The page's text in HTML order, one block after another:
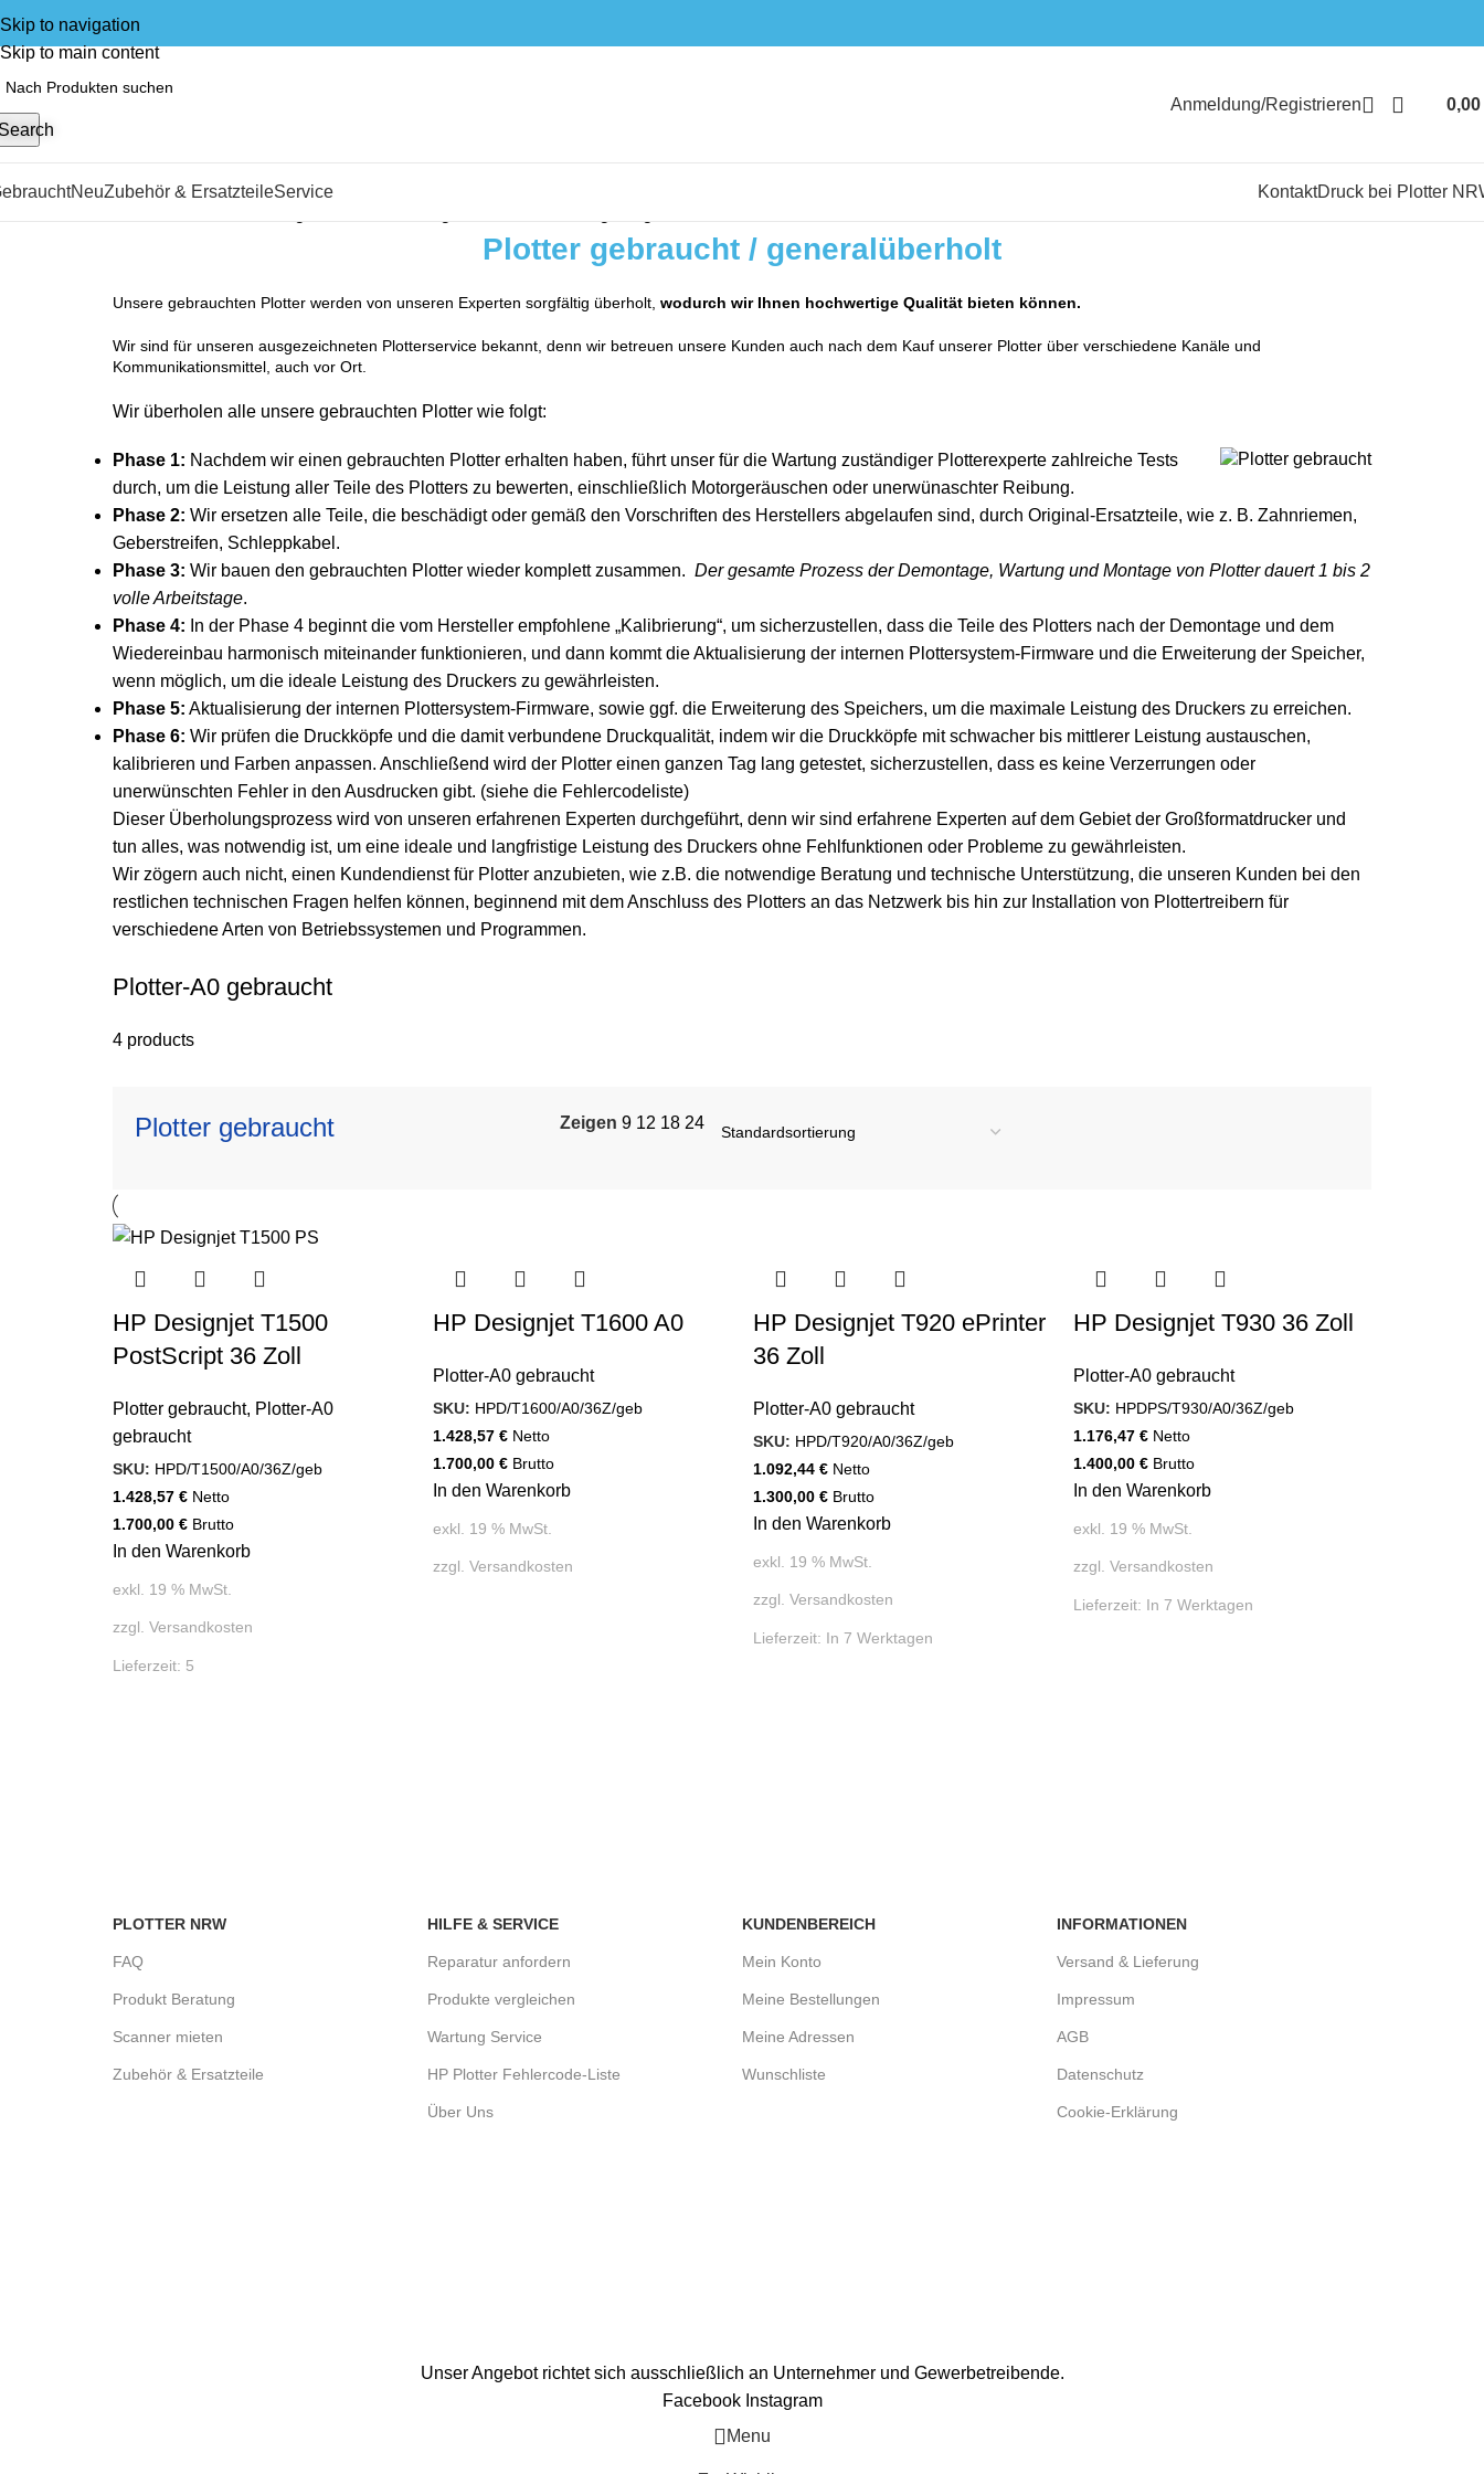
Skip to navigation
Skip to main content
Anmeldung/Registrieren 0,00
NeuZubehör & ErsatzteileService KontaktDruck bei Plotter
Plotter gebraucht / generalüberholt
Unsere gebrauchten Plotter werden von unseren Experten sorgfältig überholt, wodurch wir Ihnen hochwertige Qualität bieten können.
Wir sind für unseren ausgezeichneten Plotterservice bekannt, denn wir betreuen unsere Kunden auch nach dem Kauf unserer Plotter über verschiedene Kanäle und
Kommunikationsmittel, auch vor Ort.
Wir überholen alle unsere gebrauchten Plotter wie folgt:
Phase 1: Nachdem wir einen gebrauchten Plotter erhalten haben, führt unser für die Wartung zuständiger Plotterexperte zahlreiche Tests
durch, um die Leistung aller Teile des Plotters zu bewerten, einschließlich Motorgeräuschen oder unerwünaschter Reibung.
Phase 2: Wir ersetzen alle Teile, die beschädigt oder gemäß den Vorschriften des Herstellers abgelaufen sind, durch Original-Ersatzteile, wie z. B. Zahnriemen,
Geberstreifen, Schleppkabel.
Phase 3: Wir bauen den gebrauchten Plotter wieder komplett zusammen. Der gesamte Prozess der Demontage, Wartung und Montage von Plotter dauert 1 bis 2
volle Arbeitstage.
Phase 4: In der Phase 4 beginnt die vom Hersteller empfohlene „Kalibrierung“, um sicherzustellen, dass die Teile des Plotters nach der Demontage und dem
Wiedereinbau harmonisch miteinander funktionieren, und dann kommt die Aktualisierung der internen Plottersystem-Firmware und die Erweiterung der Speicher,
wenn möglich, um die ideale Leistung des Druckers zu gewährleisten.
Phase 5: Aktualisierung der internen Plottersystem-Firmware, sowie ggf. die Erweiterung des Speichers, um die maximale Leistung des Druckers zu erreichen.
Phase 6: Wir prüfen die Druckköpfe und die damit verbundene Druckqualität, indem wir die Druckköpfe mit schwacher bis mittlerer Leistung austauschen,
kalibrieren und Farben anpassen. Anschließend wird der Plotter einen ganzen Tag lang getestet, sicherzustellen, dass es keine Verzerrungen oder
unerwünschten Fehler in den Ausdrucken gibt. (siehe die Fehlercodeliste)
Dieser Überholungsprozess wird von unseren erfahrenen Experten durchgeführt, denn wir sind erfahrene Experten auf dem Gebiet der Großformatdrucker und
tun alles, was notwendig ist, um eine ideale und langfristige Leistung des Druckers ohne Fehlfunktionen oder Probleme zu gewährleisten.
Wir zögern auch nicht, einen Kundendienst für Plotter anzubieten, wie z.B. die notwendige Beratung und technische Unterstützung, die unseren Kunden bei den
restlichen technischen Fragen helfen können, beginnend mit dem Anschluss des Plotters an das Netzwerk bis hin zur Installation von Plottertreibern für
verschiedene Arten von Betriebssystemen und Programmen.
Plotter-A0 gebraucht
4 products
Plotter gebraucht Zeigen 9 12 18 24
HP Designjet T1500
PostScript 36 Zoll
Plotter gebraucht, Plotter-A0
gebraucht
SKU: HPD/T1500/A0/36Z/geb
1.428,57 € Netto
1.700,00 € Brutto
In den Warenkorb
exkl. 19 % MwSt.
zzgl. Versandkosten
Lieferzeit: 5
HP Designjet T1600 A0
Plotter-A0 gebraucht
SKU: HPD/T1600/A0/36Z/geb
1.428,57 € Netto
1.700,00 € Brutto
In den Warenkorb
exkl. 19 % MwSt.
zzgl. Versandkosten
HP Designjet T920 ePrinter
36 Zoll
Plotter-A0 gebraucht
SKU: HPD/T920/A0/36Z/geb
1.092,44 € Netto
1.300,00 € Brutto
In den Warenkorb
exkl. 19 % MwSt.
zzgl. Versandkosten
Lieferzeit: In 7 Werktagen
HP Designjet T930 36 Zoll
Plotter-A0 gebraucht
SKU: HPDPS/T930/A0/36Z/geb
1.176,47 € Netto
1.400,00 € Brutto
In den Warenkorb
exkl. 19 % MwSt.
zzgl. Versandkosten
Lieferzeit: In 7 Werktagen
PLOTTER NRW
FAQ
Produkt Beratung
Scanner mieten
Zubehör & Ersatzteile
HILFE & SERVICE
Reparatur anfordern
Produkte vergleichen
Wartung Service
HP Plotter Fehlercode-Liste
Über Uns
KUNDENBEREICH
Mein Konto
Meine Bestellungen
Meine Adressen
Wunschliste
INFORMATIONEN
Versand & Lieferung
Impressum
AGB
Datenschutz
Cookie-Erklärung
Unser Angebot richtet sich ausschließlich an Unternehmer und Gewerbetreibende.
Facebook Instagram
Menu